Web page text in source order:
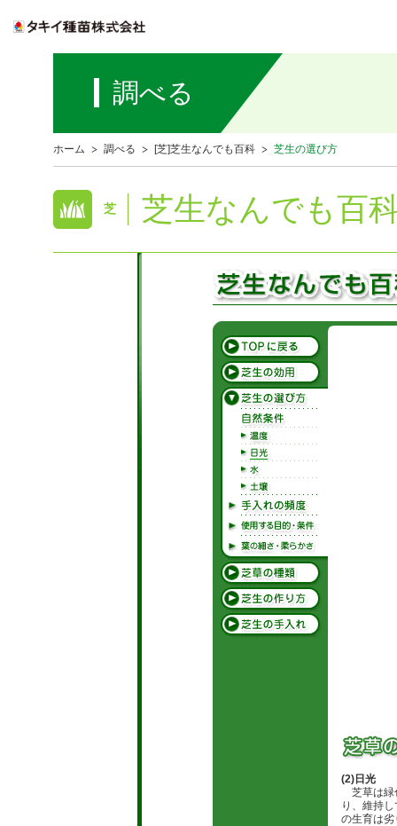
調べる
ホーム 調べる [芝]芝生なんでも百科 芝生の選び方
芝 芝生なんでも百
(2)日光
芝草は緑
り、維持
の生育は劣